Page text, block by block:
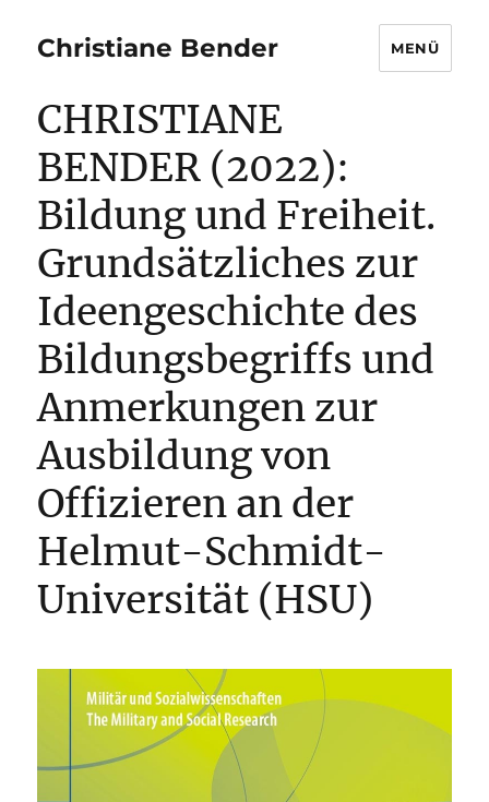
Christiane Bender MENÜ
CHRISTIANE
BENDER (2022):
Bildung und Freiheit.
Grundsätzliches zur
Ideengeschichte des
Bildungsbegriffs und
Anmerkungen zur
Ausbildung von
Offizieren an der
Helmut-Schmidt-
Universität (HSU)